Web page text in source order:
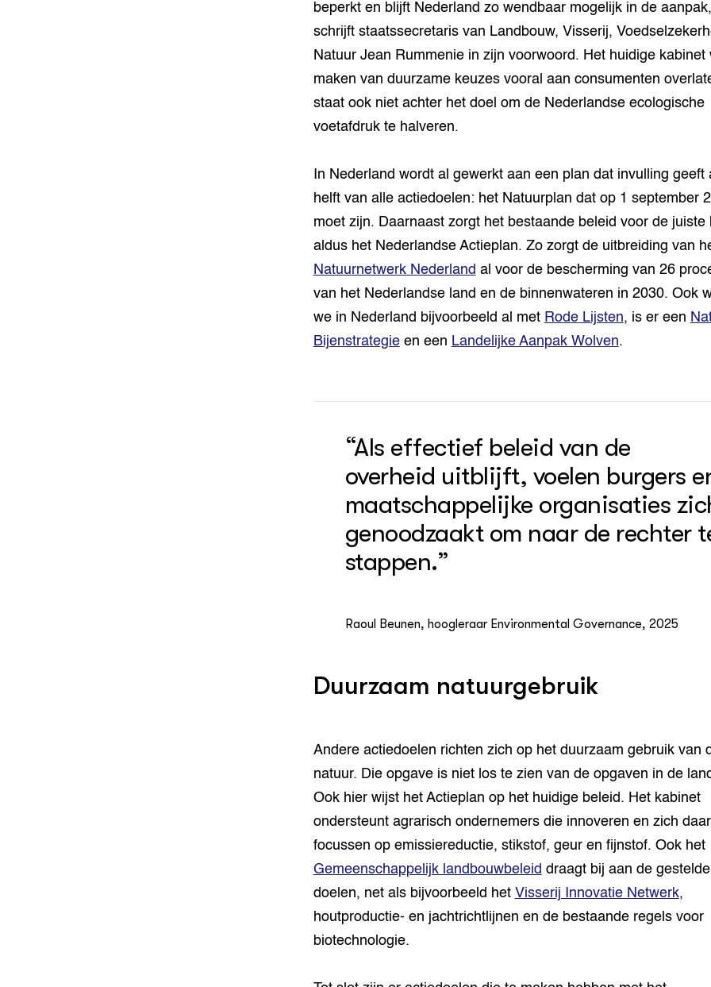
beperkt en blijft Nederland zo wendbaar mogelijk in de aanpak,
schrijft staatssecretaris van Landbouw, Visserij,
Natuur Jean Rummenie in zijn voorwoord. Het huidige kabinet
maken van duurzame keuzes vooral aan consumenten
staat ook niet achter het doel om de Nederlandse ecologische
voetafdruk te halveren.
In Nederland wordt al gewerkt aan een plan dat invulling geeft
helft van alle actiedoelen: het Natuurplan dat op 1 september
moet zijn. Daarnaast zorgt het bestaande beleid voor de juiste
aldus het Nederlandse Actieplan. Zo zorgt de uitbreiding van
Natuurnetwerk Nederland al voor de bescherming van 26
van het Nederlandse land en de binnenwateren in 2030. Ook
we in Nederland bijvoorbeeld al met Rode Lijsten, is er een
Bijenstrategieen een Landelijke Aanpak Wolven.
“Als effectief beleid van de
overheid uitblijft, voelen burgers
maatschappelijke organisaties
genoodzaakt om naar de rechter
stappen.”
Raoul Beunen, hoogleraar Environmental Governance, 2025
Duurzaam natuurgebruik
Andere actiedoelen richten zich op het duurzaam gebruik van
natuur. Die opgave is niet los te zien van de opgaven in de
Ook hier wijst het Actieplan op het huidige beleid. Het kabinet
ondersteunt agrarisch ondernemers die innoveren en zich
focussen op emissiereductie, stikstof, geur en fijnstof. Ook het
Gemeenschappelijk landbouwbeleid draagt bij aan de gestelde
doelen, net als bijvoorbeeld het Visserij Innovatie Netwerk,
houtproductie- en jachtrichtlijnen en de bestaande regels voor
biotechnologie.